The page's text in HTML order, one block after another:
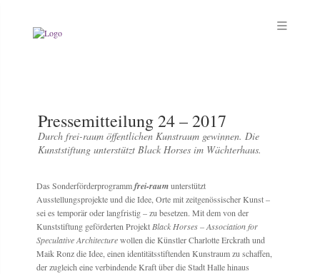
Pressemitteilung 24 – 2017
Durch frei-raum öffentlichen Kunstraum gewinnen. Die
Kunststiftung unterstützt Black Horses im Wächterhaus.
Das Sonderförderprogrammfrei-raumunterstützt
Ausstellungsprojekte und die Idee, Orte mit zeitgenössischer Kunst –
sei es temporär oder langfristig – zu besetzen. Mit dem von der
Kunststiftung geförderten Projekt Black Horses – Association for
Speculative Architecturewollen die Künstler Charlotte Erckrath und
Maik Ronz die Idee, einen identitätsstiftenden Kunstraum zu schaffen,
der zugleich eine verbindende Kraft über die Stadt Halle hinaus